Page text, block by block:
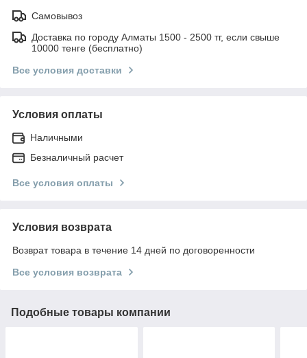
Самовывоз
Доставка по городу Алматы 1500 - 2500 тг, если свыше
10000 тенге (бесплатно)
Все условия доставки
Условия оплаты
Наличными
Безналичный расчет
Все условия оплаты
Условия возврата
Возврат товара в течение 14 дней по договоренности
Все условия возврата
Подобные товары компании